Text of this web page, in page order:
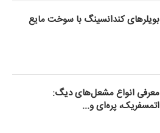
بویلرهای کندانسینگ با سوخت مایع
معرفی انواع مشعل‌های دیگ:
اتمسفریک، پره‌ای و...